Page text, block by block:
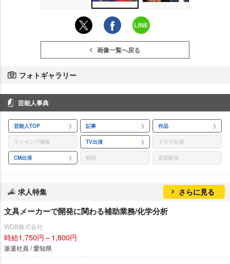
画像一覧へ戻る
フォトギャラリー
芸能人事典
芸能人TOP 記事 作品
ランキング情報 TV出演 ドラマ出演
CM出演 歌詞 音楽配信
求人特集 さらに見る
文具メーカーで開発に関わる補助業務/化学分析
WDB株式会社
時給1,750円～1,800円
派遣社員 / 愛知県